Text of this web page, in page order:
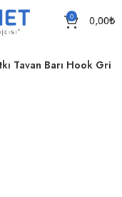
0 0,00₺
Tavan Barı Hook Gri